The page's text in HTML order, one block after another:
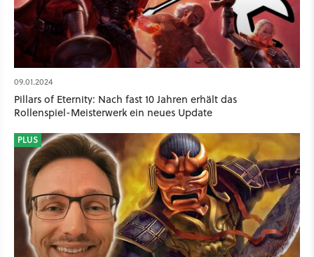
09.01.2024
Pillars of Eternity: Nach fast 10 Jahren erhält das
Rollenspiel-Meisterwerk ein neues Update
PLUS